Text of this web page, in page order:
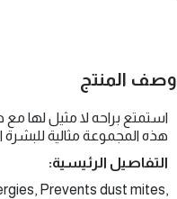
وصف المنتج
استمتع براحه لا مثيل لها
هذه المجموعة مثالية للبشرة
التفاصيل الرئيسية:
Prevents dust mites,